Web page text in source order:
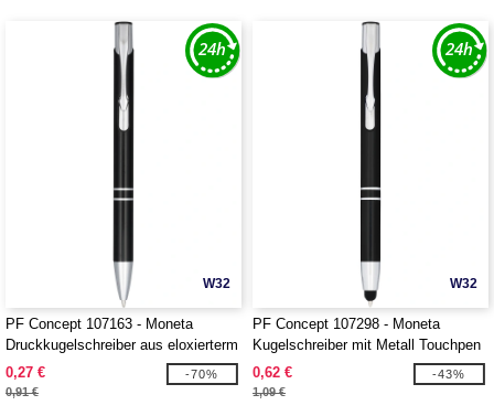
W32
PF Concept 107163 - Moneta
Druckkugelschreiber aus eloxierterm
Aluminium
0,27 €
0,91 €
-70%
W32
PF Concept 107298 - Moneta
Kugelschreiber mit Metall Touchpen
0,62 €
1,09 €
-43%